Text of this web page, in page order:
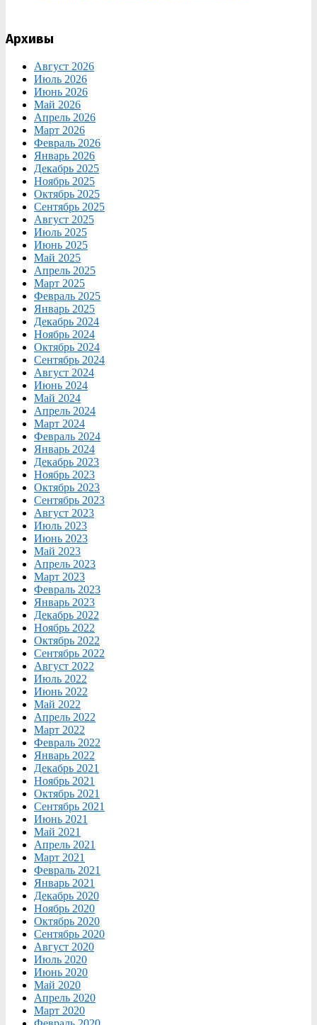
Архивы
Август 2026
Июль 2026
Июнь 2026
Май 2026
Апрель 2026
Март 2026
Февраль 2026
Январь 2026
Декабрь 2025
Ноябрь 2025
Октябрь 2025
Сентябрь 2025
Август 2025
Июль 2025
Июнь 2025
Май 2025
Апрель 2025
Март 2025
Февраль 2025
Январь 2025
Декабрь 2024
Ноябрь 2024
Октябрь 2024
Сентябрь 2024
Август 2024
Июнь 2024
Май 2024
Апрель 2024
Март 2024
Февраль 2024
Январь 2024
Декабрь 2023
Ноябрь 2023
Октябрь 2023
Сентябрь 2023
Август 2023
Июль 2023
Июнь 2023
Май 2023
Апрель 2023
Март 2023
Февраль 2023
Январь 2023
Декабрь 2022
Ноябрь 2022
Октябрь 2022
Сентябрь 2022
Август 2022
Июль 2022
Июнь 2022
Май 2022
Апрель 2022
Март 2022
Февраль 2022
Январь 2022
Декабрь 2021
Ноябрь 2021
Октябрь 2021
Сентябрь 2021
Июнь 2021
Май 2021
Апрель 2021
Март 2021
Февраль 2021
Январь 2021
Декабрь 2020
Ноябрь 2020
Октябрь 2020
Сентябрь 2020
Август 2020
Июль 2020
Июнь 2020
Май 2020
Апрель 2020
Март 2020